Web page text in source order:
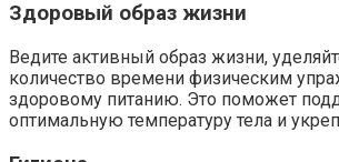
Здоровый образ жизни
Ведите активный образ жизни,
количество времени физическим
здоровому питанию. Это поможет
оптимальную температуру тела и